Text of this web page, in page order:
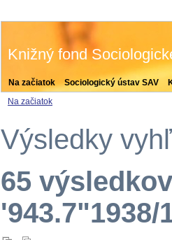
Na začiatok Sociologický ústav SAV
Knižný fond
Na začiatok
Výsledky
65
'943.7"1938/